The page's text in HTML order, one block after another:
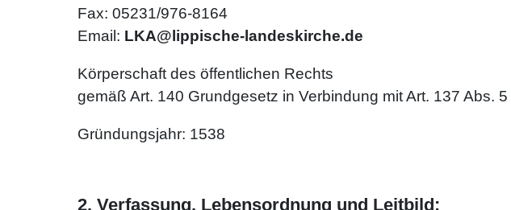
Fax: 05231/976-8164
Email: LKA@lippische-landeskirche.de
Körperschaft des öffentlichen Rechts
gemäß Art. 140 Grundgesetz in Verbindung mit Art. 137 Abs.
Gründungsjahr: 1538
2. Verfassung, Lebensordnung und Leitbild: